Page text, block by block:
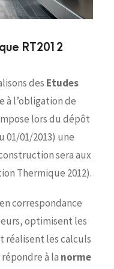
RT2012
des Etudes
à l’obligation de
lors du dépôt
01/01/2013) une
sera aux
Thermique 2012).
correspondance
optimisent les
réalisent les calculs
à la norme